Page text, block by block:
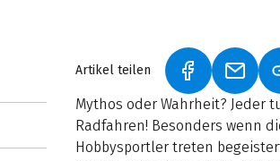
Artikel teilen (LINK (LINK
Mythos oder Wahrheit? Jeder
Radfahren! Besonders wenn
Hobbysportler treten